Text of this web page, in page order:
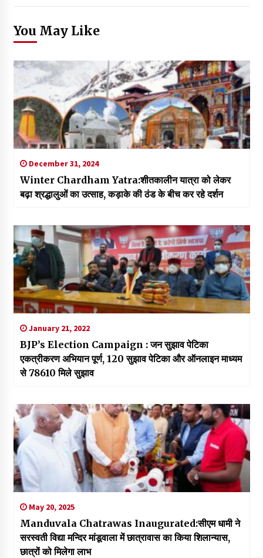
You May Like
December 31, 2024
Winter Chardham Yatra:शीतकालीन यात्रा को लेकर
बढ़ा श्रद्धालुओं का उत्साह, कड़ाके की ठंड के बीच कर रहे दर्शन
January 21, 2022
BJP’s Election Campaign : जन सुझाव पेटिका
एकत्रीकरण अभियान पूर्ण, 120 सुझाव पेटिका और ऑनलाइन माध्यम
से 78610 मिले सुझाव
May 20, 2025
Manduvala Chatrawas Inaugurated:सीएम धामी ने
सरस्वती विद्या मन्दिर मांडूवाला में छात्रावास का किया शिलान्यास,
छात्रों को मिलेगा लाभ